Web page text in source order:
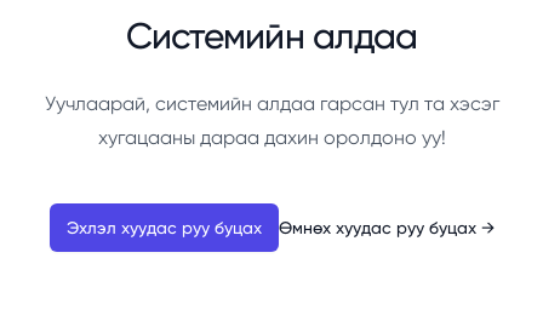
Системийн алдаа
Уучлаарай, системийн алдаа гарсан тул та хэсэг
хугацааны дараа дахин оролдоно уу!
Эхлэл хуудас руу буцах Өмнөх хуудас руу буцах →